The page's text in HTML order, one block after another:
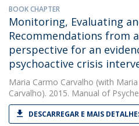
BOOK CHAPTER
Monitoring, Evaluating
Recommendations from
perspective for an
psychoactive crisis
Maria Carmo Carvalho (with
Carvalho). 2015. Manual of
DESCARREGAR E MAIS